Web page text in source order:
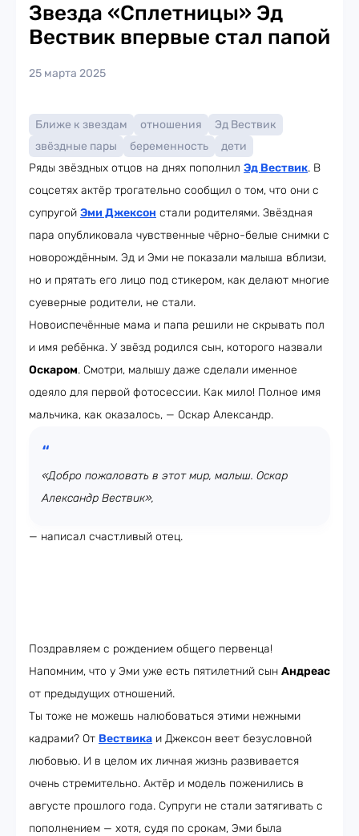
Звезда «Сплетницы» Эд
Вествик впервые стал папой
25 марта 2025
Ближе к звездам отношения
Эд Вествик
звёздные пары
беременность
дети
Ряды звёздных отцов на днях пополнил Эд Вествик. В
соцсетях актёр трогательно сообщил о том, что они с
супругой Эми Джексон стали родителями. Звёздная
пара опубликовала чувственные чёрно-белые снимки с
новорождённым. Эд и Эми не показали малыша вблизи,
но и прятать его лицо под стикером, как делают многие
суеверные родители, не стали.
Новоиспечённые мама и папа решили не скрывать пол
и имя ребёнка. У звёзд родился сын, которого назвали
Оскаром. Смотри, малышу даже сделали именное
одеяло для первой фотосессии. Как мило! Полное имя
мальчика, как оказалось, — Оскар Александр.
«Добро пожаловать в этот мир, малыш. Оскар
Александр Вествик»,
— написал счастливый отец.
Поздравляем с рождением общего первенца!
Напомним, что у Эми уже есть пятилетний сын Андреас
от предыдущих отношений.
Ты тоже не можешь налюбоваться этими нежными
кадрами? От Вествика и Джексон веет безусловной
любовью. И в целом их личная жизнь развивается
очень стремительно. Актёр и модель поженились в
августе прошлого года. Супруги не стали затягивать с
пополнением — хотя, судя по срокам, Эми была